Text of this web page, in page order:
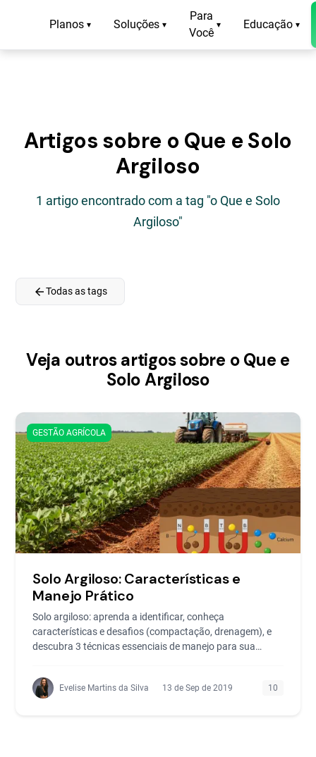
Planos ▾ Soluções ▾
Para
Você
▾ Educação ▾
Artigos sobre o Que e Solo
Argiloso
1 artigo encontrado com a tag "o Que e Solo
Argiloso"
arrow_backTodas as tags
Veja outros artigos sobre o Que e
Solo Argiloso
GESTÃO AGRÍCOLA
Solo Argiloso: Características e
Manejo Prático
Solo argiloso: aprenda a identificar, conheça
características e desafios (compactação, drenagem), e
descubra 3 técnicas essenciais de manejo para sua
Evelise Martins da Silva 13 de Sep de 2019 10